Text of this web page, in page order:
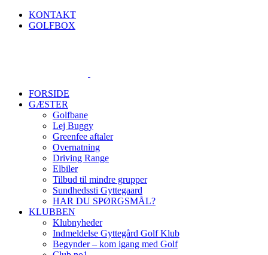
Skip
KONTAKT
GOLFBOX
FORSIDE
GÆSTER
Golfbane
Lej Buggy
Greenfee aftaler
Overnatning
Driving Range
Elbiler
Tilbud til mindre grupper
Sundhedssti Gyttegaard
HAR DU SPØRGSMÅL?
KLUBBEN
Klubnyheder
Indmeldelse Gyttegård Golf Klub
Begynder – kom igang med Golf